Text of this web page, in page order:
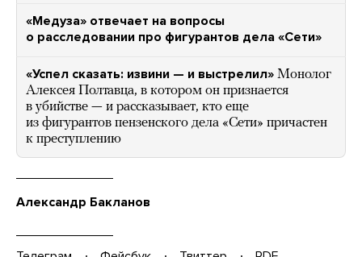
«Медуза» отвечает на вопросы
о расследовании про фигурантов дела «Сети»
«Успел сказать: извини — и выстрелил» Монолог
Алексея Полтавца, в котором он признается
в убийстве — и рассказывает, кто еще
из фигурантов пензенского дела «Сети» причастен
к преступлению
Александр Бакланов